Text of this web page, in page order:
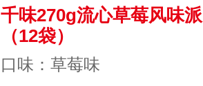
千味270g流心草莓风味派
（12袋）
口味：草莓味